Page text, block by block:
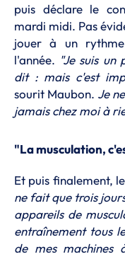
puis déclare le
mardi midi. Pas
jouer à un
l'année. "Je suis un
dit : mais c'est
sourit Maubon. Je
jamais chez moi à
"La musculation,
Et puis finalement,
ne fait que trois
appareils de
entraînement tous
de mes machines